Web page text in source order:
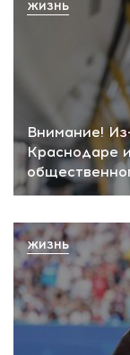
Внимание!
Краснодаре
ЖИЗНЬ
ЖИЗНЬ